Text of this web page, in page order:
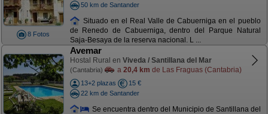
8 Fotos
50 km de Santander
Situado en el Real Valle de Cabuerniga en el pueblo
de Renedo de Cabuerniga, dentro del Parque Natural
Saja-Besaya de la reserva nacional. L ...
Avemar
Hostal Rural en Viveda / Santillana del Mar
(Cantabria) a 20,4 km de Las Fraguas (Cantabria)
13+2 plazas
15 €
22 km de Santander
Se encuentra dentro del Municipio de Santillana del